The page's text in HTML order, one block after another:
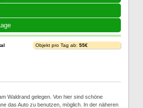
Objekt pro Tag ab: 55€
Waldrand gelegen. Von hier sind schöne
das Auto zu benutzen, möglich. In der näheren